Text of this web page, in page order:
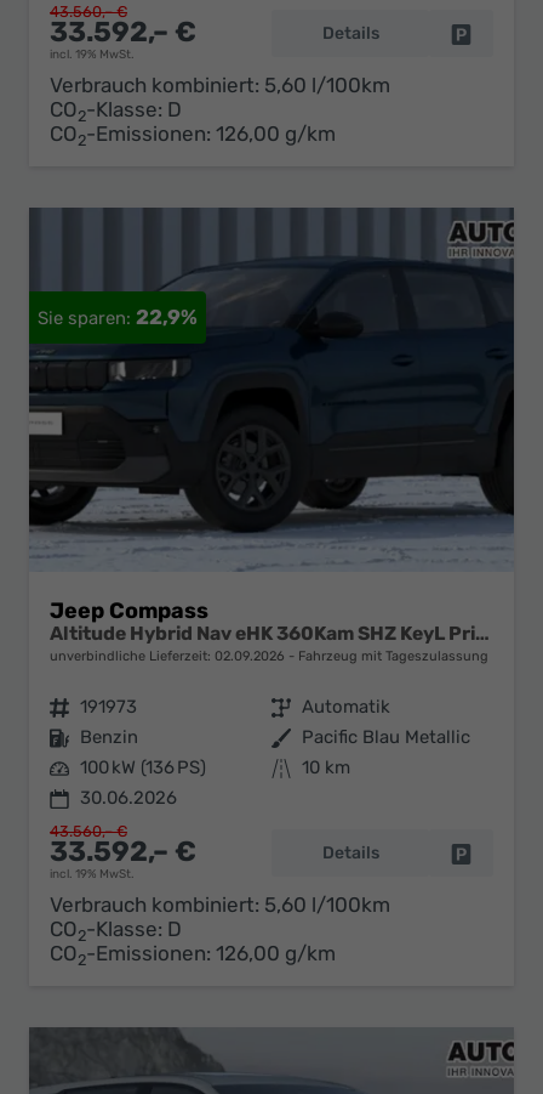
33.592,– €
incl. 19% MwSt.
43.560,– €
Details
Verbrauch kombiniert: 5,60 l/100km
CO2-Klasse: D
CO2-Emissionen: 126,00 g/km
22,9%
Jeep Compass
Altitude Hybrid Nav eHK 360Kam SHZ KeyL PrivG 18Z
unverbindliche Lieferzeit: 02.09.2026 Fahrzeug mit Tageszulassung
Fahrzeugnr. 191973 Getriebe Automatik
Kraftstoff Benzin Außenfarbe Pacific Blau Metallic
Leistung 100 kW (136 PS) Kilometerstand 10 km
30.06.2026
33.592,– €
incl. 19% MwSt.
43.560,– €
Details
Verbrauch kombiniert: 5,60 l/100km
CO2-Klasse: D
CO2-Emissionen: 126,00 g/km